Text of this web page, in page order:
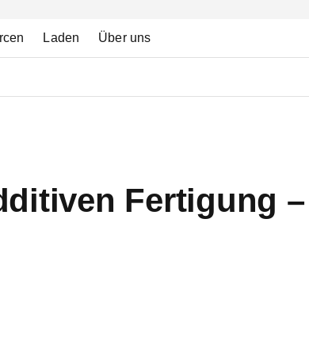
Laden Über uns
Fertigung